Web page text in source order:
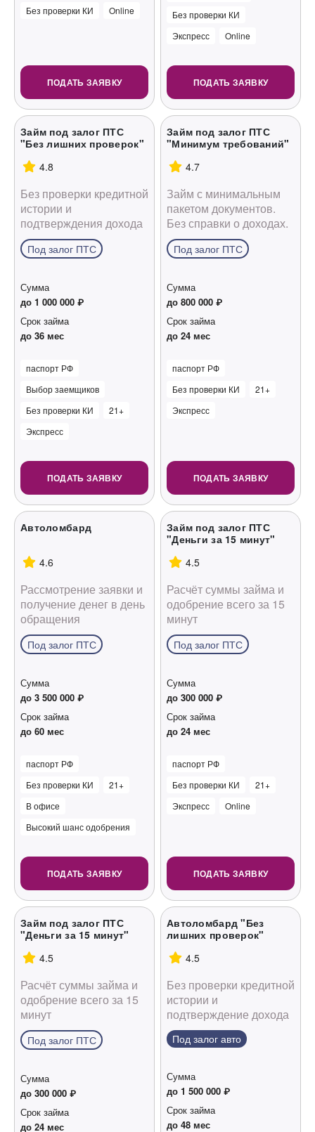
Без проверки КИ
Online
ПОДАТЬ ЗАЯВКУ
Без проверки КИ
Экспресс
Online
ПОДАТЬ ЗАЯВКУ
Займ под залог ПТС
"Без лишних проверок"
4.8
Без проверки кредитной
истории и
подтверждения дохода
Под залог ПТС
Сумма
до 1 000 000 ₽
Срок займа
до 36 мес
паспорт РФ
Выбор заемщиков
Без проверки КИ
21+
Экспресс
ПОДАТЬ ЗАЯВКУ
Займ под залог ПТС
"Минимум требований"
4.7
Займ с минимальным
пакетом документов.
Без справки о доходах.
Под залог ПТС
Сумма
до 800 000 ₽
Срок займа
до 24 мес
паспорт РФ
Без проверки КИ
21+
Экспресс
ПОДАТЬ ЗАЯВКУ
Автоломбард
4.6
Рассмотрение заявки и
получение денег в день
обращения
Под залог ПТС
Сумма
до 3 500 000 ₽
Срок займа
до 60 мес
паспорт РФ
Без проверки КИ
21+
В офисе
Высокий шанс одобрения
ПОДАТЬ ЗАЯВКУ
Займ под залог ПТС
"Деньги за 15 минут"
4.5
Расчёт суммы займа и
одобрение всего за 15
минут
Под залог ПТС
Сумма
до 300 000 ₽
Срок займа
до 24 мес
паспорт РФ
Без проверки КИ
21+
Экспресс
Online
ПОДАТЬ ЗАЯВКУ
Займ под залог ПТС
"Деньги за 15 минут"
4.5
Расчёт суммы займа и
одобрение всего за 15
минут
Под залог ПТС
Сумма
до 300 000 ₽
Срок займа
до 24 мес
Автоломбард "Без
лишних проверок"
4.5
Без проверки кредитной
истории и
подтверждение дохода
Под залог авто
Сумма
до 1 500 000 ₽
Срок займа
до 48 мес